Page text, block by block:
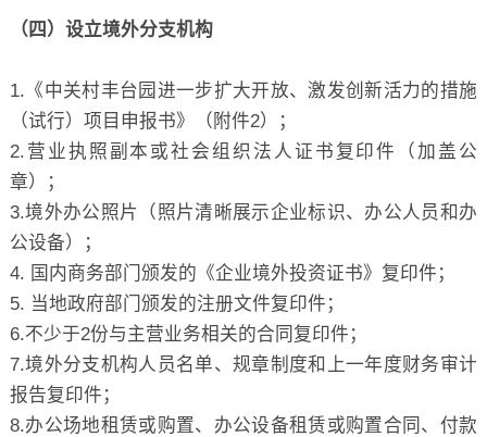
（四）设立境外分支机构
1.《中关村丰台园进一步扩大开放、激发创新活力的措施
（试行）项目申报书》（附件2）；
2.营业执照副本或社会组织法人证书复印件（加盖公
章）；
3.境外办公照片（照片清晰展示企业标识、办公人员和办
公设备）；
4. 国内商务部门颁发的《企业境外投资证书》复印件；
5. 当地政府部门颁发的注册文件复印件；
6.不少于2份与主营业务相关的合同复印件；
7.境外分支机构人员名单、规章制度和上一年度财务审计
报告复印件；
8.办公场地租赁或购置、办公设备租赁或购置合同、付款